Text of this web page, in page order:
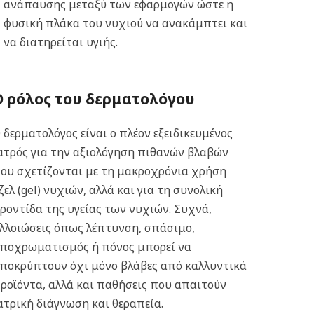
ανάπαυσης μεταξύ των εφαρμογών ώστε η
φυσική πλάκα του νυχιού να ανακάμπτει και
να διατηρείται υγιής.
ρόλος του δερματολόγου
είναι ο πλέον εξειδικευμένος
για την αξιολόγηση πιθανών βλαβών
σχετίζονται με τη μακροχρόνια χρήση
(gel) νυχιών, αλλά και για τη συνολική
της υγείας των νυχιών. Συχνά,
όπως λέπτυνση, σπάσιμο,
ή πόνος μπορεί να
όχι μόνο βλάβες από καλλυντικά
αλλά και παθήσεις που απαιτούν
διάγνωση και θεραπεία.